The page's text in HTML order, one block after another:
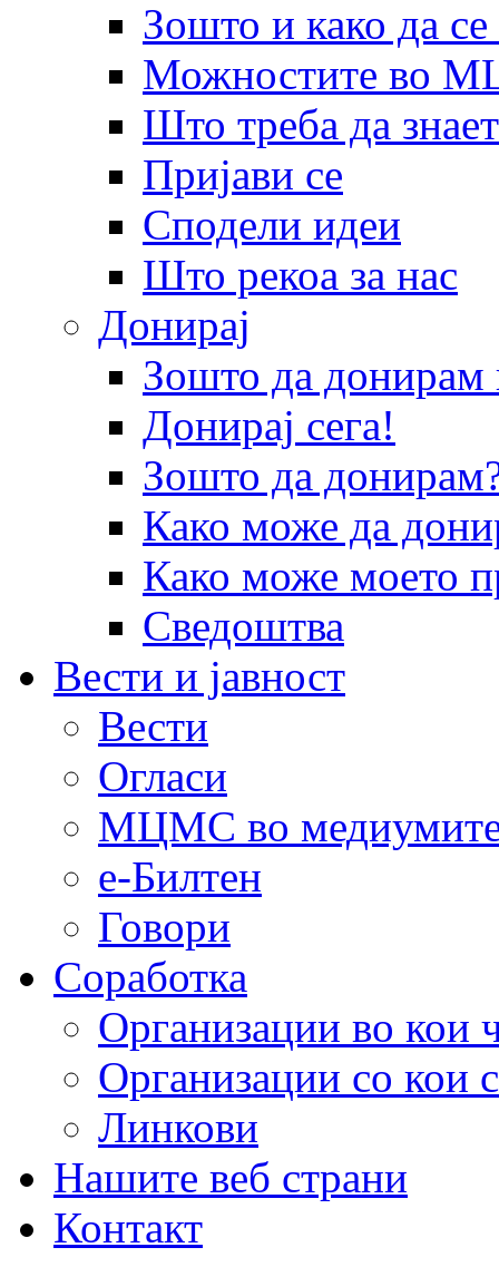
Зошто и како да
Можностите во
Што треба да
Пријави се
Сподели идеи
Што рекоа за нас
Донирај
Зошто да
Донирај сега!
Зошто да
Како може да
Како може моето
Сведоштва
Вести и јавност
Вести
Огласи
МЦМС во
е-Билтен
Говори
Соработка
Организации во кои
Организации со кои
Линкови
Нашите веб страни
Контакт